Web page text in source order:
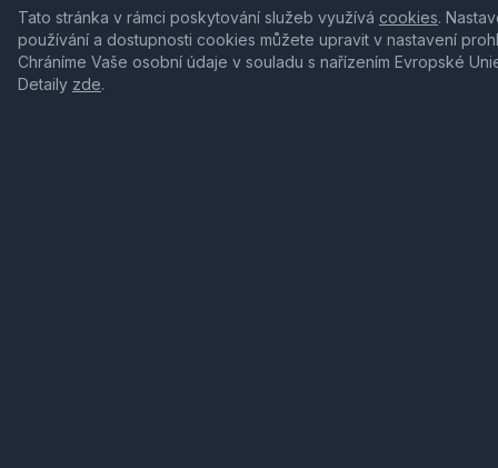
Tato stránka v rámci poskytování služeb využívá cookies.
používání a dostupnosti cookies můžete upravit v nastavení
Chráníme Vaše osobní údaje v souladu s nařízením Evropské
Detaily zde.